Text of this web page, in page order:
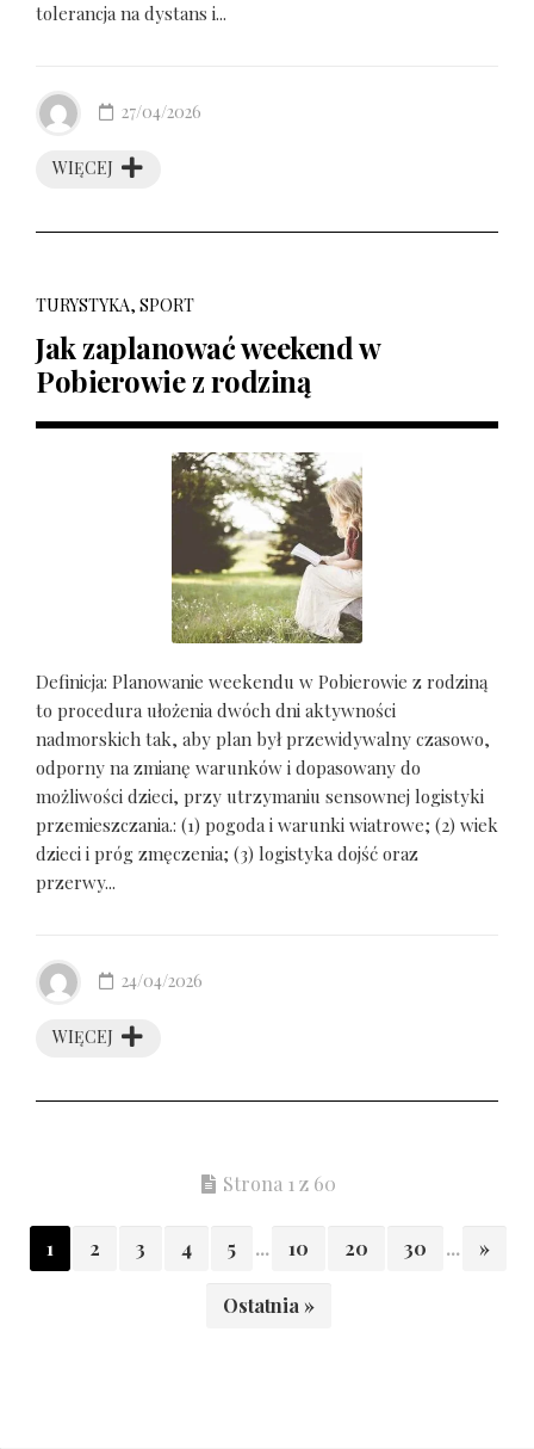
tolerancja na dystans i...
WIĘCEJ
27/04/2026
TURYSTYKA, SPORT
Jak zaplanować weekend w
Pobierowie z rodziną
Definicja: Planowanie weekendu w Pobierowie z rodziną
to procedura ułożenia dwóch dni aktywności
nadmorskich tak, aby plan był przewidywalny czasowo,
odporny na zmianę warunków i dopasowany do
możliwości dzieci, przy utrzymaniu sensownej logistyki
przemieszczania.: (1) pogoda i warunki wiatrowe; (2) wiek
dzieci i próg zmęczenia; (3) logistyka dojść oraz
przerwy...
WIĘCEJ
24/04/2026
Strona 1 z 60
1 2 3 4 5 ... 10 20 30 ... »
Ostatnia »